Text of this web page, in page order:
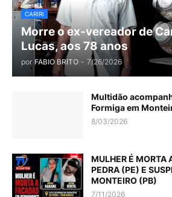
CARIRI
Morre o ex-vereador de
Lucas, aos 78 anos
por FABIO BRITO - 7/26/2026
Multidão
Formiga em
8/03/2026
MULHER É MORTA
PEDRA (PE) E
MONTEIRO (PB)
7/11/2026